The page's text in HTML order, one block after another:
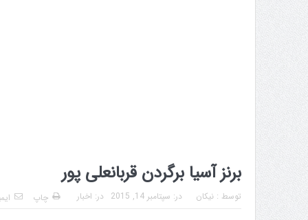
برنز آسیا برگردن قربانعلی پور
توسط :نیکان در: سپتامبر 14, 2015 در: اخبار چاپ